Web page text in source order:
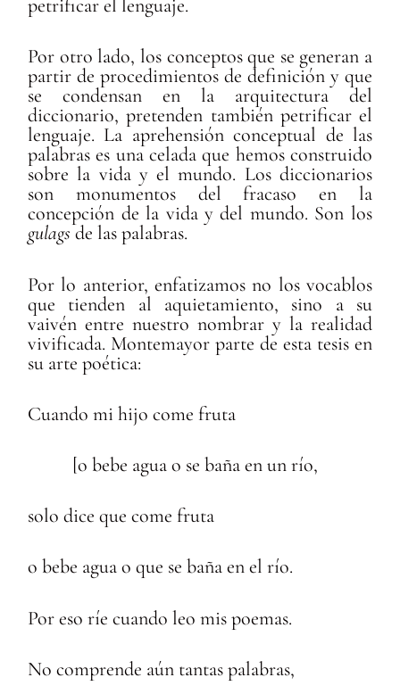
petrificar el lenguaje.
Por otro lado, los conceptos que se generan a
partir de procedimientos de definición y que
se condensan en la arquitectura del
diccionario, pretenden también petrificar el
lenguaje. La aprehensión conceptual de las
palabras es una celada que hemos construido
sobre la vida y el mundo. Los diccionarios
son monumentos del fracaso en la
concepción de la vida y del mundo. Son los
gulags de las palabras.
Por lo anterior, enfatizamos no los vocablos
que tienden al aquietamiento, sino a su
vaivén entre nuestro nombrar y la realidad
vivificada. Montemayor parte de esta tesis en
su arte poética:
Cuando mi hijo come fruta
[o bebe agua o se baña en un río,
solo dice que come fruta
o bebe agua o que se baña en el río.
Por eso ríe cuando leo mis poemas.
No comprende aún tantas palabras,